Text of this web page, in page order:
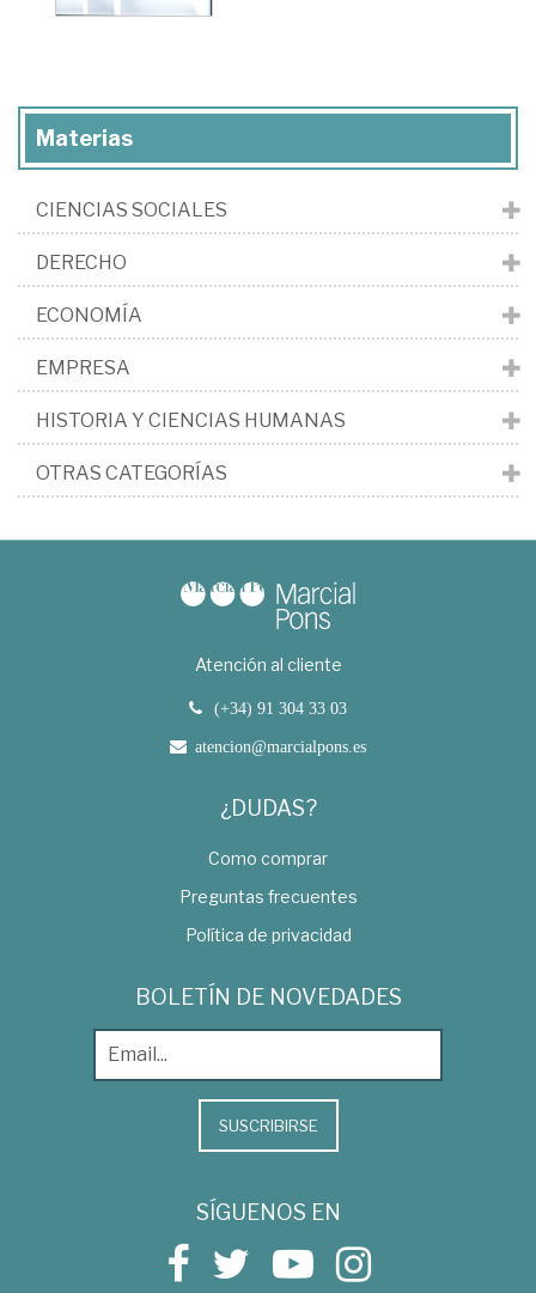
Materias
CIENCIAS SOCIALES
DERECHO
ECONOMÍA
EMPRESA
HISTORIA Y CIENCIAS HUMANAS
OTRAS CATEGORÍAS
Atención al cliente
(+34) 91 304 33 03
atencion@marcialpons.es
¿DUDAS?
Como comprar
Preguntas frecuentes
Política de privacidad
BOLETÍN DE NOVEDADES
SUSCRIBIRSE
SÍGUENOS EN